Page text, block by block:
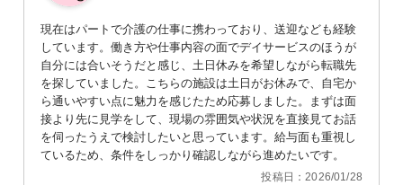
現在はパートで介護の仕事に携わっており、送迎なども経験
しています。働き方や仕事内容の面でデイサービスのほうが
自分には合いそうだと感じ、土日休みを希望しながら転職先
を探していました。こちらの施設は土日がお休みで、自宅か
ら通いやすい点に魅力を感じたため応募しました。まずは面
接より先に見学をして、現場の雰囲気や状況を直接見てお話
を伺ったうえで検討したいと思っています。給与面も重視し
ているため、条件をしっかり確認しながら進めたいです。
投稿日：2026/01/28